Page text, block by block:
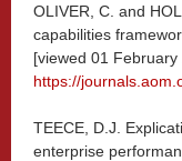
OLIVER, C. and
capabilities
[viewed 01 February
https://
TEECE, D.J.
enterprise